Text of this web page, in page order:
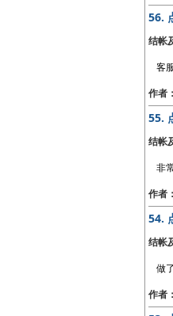
56.
结帐
客
作者
55.
结帐
非
作者
54.
结帐
做
作者